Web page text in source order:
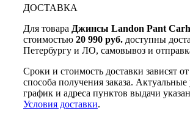
ДОСТАВКА
Для товара Джинсы Landon Pant
стоимостью 20 990 руб. доступны
Петербургу и ЛО, самовывоз и
Сроки и стоимость доставки зависят
способа получения заказа. Актуальные
график и адреса пунктов выдачи
Условия доставки.